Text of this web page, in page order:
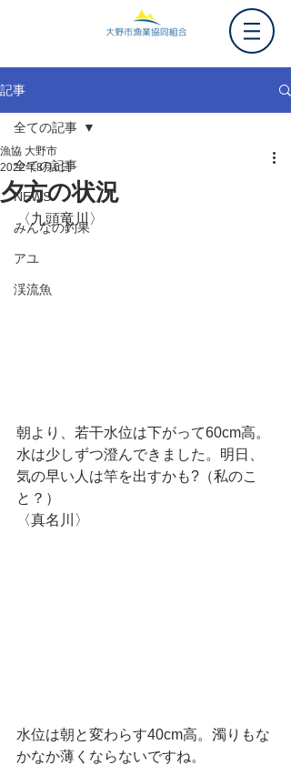
記事
全ての記事
NEWS
みんなの釣果
アユ
渓流魚
全ての記事
夕方の状況
漁協 大野市
2022年8月6日
〈九頭竜川〉
朝より、若干水位は下がって60cm高。
水は少しずつ澄んできました。明日、
気の早い人は竿を出すかも?（私のこ
と？）
〈真名川〉
水位は朝と変わらす40cm高。濁りもな
かなか薄くならないですね。